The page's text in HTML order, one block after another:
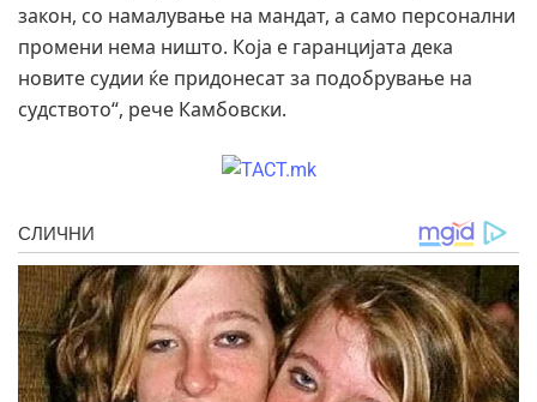
закон, со намалување на мандат, а само персонални
промени нема ништо. Која е гаранцијата дека
новите судии ќе придонесат за подобрување на
судството“, рече Камбовски.